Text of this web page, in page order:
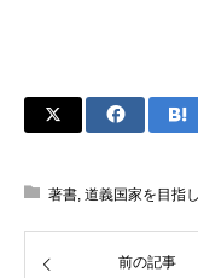
著書, 道義国家を目指
前の記事